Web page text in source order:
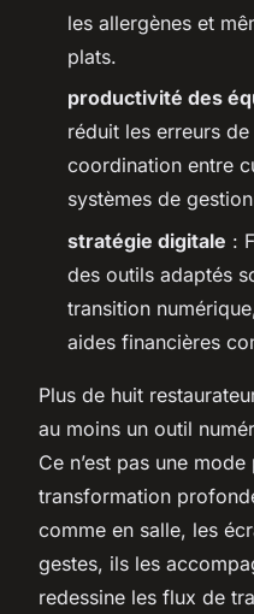
les allergènes et
plats.
productivité des
réduit les erreurs
coordination entre
systèmes de
stratégie digitale :
des outils adaptés
transition
aides financières
Plus de huit
au moins un outil
Ce n’est pas une
transformation
comme en salle, les
gestes, ils les
redessine les flux de